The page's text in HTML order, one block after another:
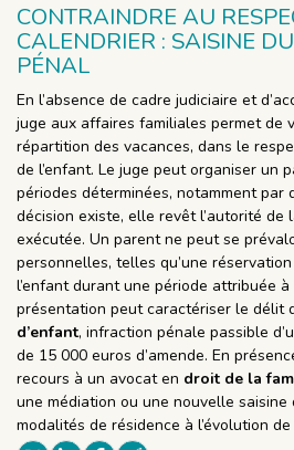
CONTRAINDRE AU
CALENDRIER : SAISINE
PÉNAL
En l’absence de cadre judiciaire et
juge aux affaires familiales permet de
répartition des vacances, dans le
de l’enfant. Le juge peut organiser un
périodes déterminées, notamment par
décision existe, elle revêt l’autorité
exécutée. Un parent ne peut se
personnelles, telles qu’une
l’enfant durant une période attribuée à
présentation peut caractériser le délit
d’enfant, infraction pénale passible
de 15 000 euros d’amende. En
recours à un avocat en droit de la
une médiation ou une nouvelle saisine
modalités de résidence à l’évolution